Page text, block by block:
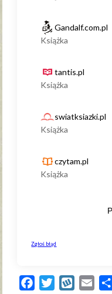
FacebookTwitterWykopEmail